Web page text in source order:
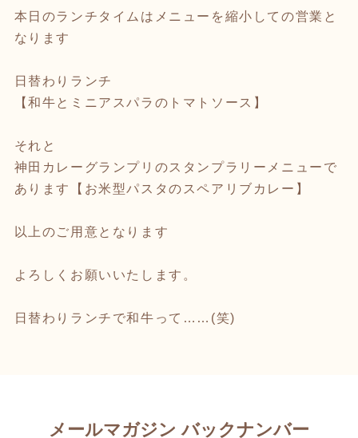
本日のランチタイムはメニューを縮小しての営業と
なります
日替わりランチ
【和牛とミニアスパラのトマトソース】
それと
神田カレーグランプリのスタンプラリーメニューで
あります【お米型パスタのスペアリブカレー】
以上のご用意となります
よろしくお願いいたします。
日替わりランチで和牛って……(笑)
メールマガジン バックナンバー